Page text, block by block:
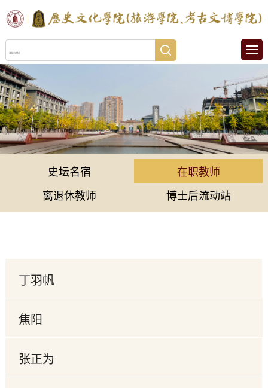
史坛名宿
在职教师
离退休教师
博士后流动站
丁羽帆
焦阳
张正为